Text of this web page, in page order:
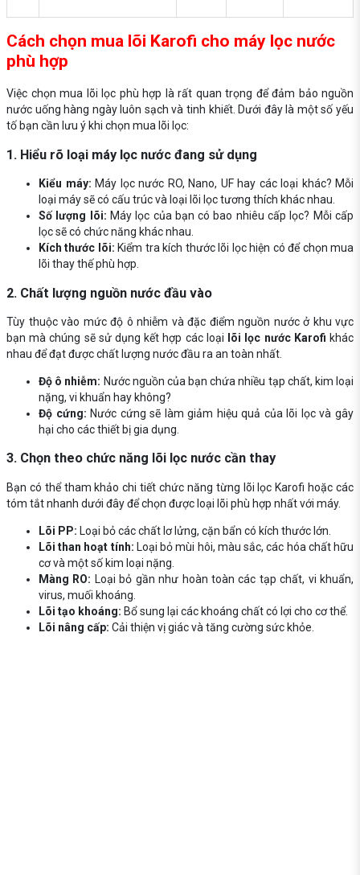
Cách chọn mua lõi Karofi cho máy lọc nước
phù hợp
Việc chọn mua lõi lọc phù hợp là rất quan trọng để đảm bảo nguồn
nước uống hàng ngày luôn sạch và tinh khiết. Dưới đây là một số yếu
tố bạn cần lưu ý khi chọn mua lõi lọc:
1. Hiểu rõ loại máy lọc nước đang sử dụng
Kiểu máy: Máy lọc nước RO, Nano, UF hay các loại khác? Mỗi
loại máy sẽ có cấu trúc và loại lõi lọc tương thích khác nhau.
Số lượng lõi: Máy lọc của bạn có bao nhiêu cấp lọc? Mỗi cấp
lọc sẽ có chức năng khác nhau.
Kích thước lõi: Kiểm tra kích thước lõi lọc hiện có để chọn mua
lõi thay thế phù hợp.
2. Chất lượng nguồn nước đầu vào
Tùy thuộc vào mức độ ô nhiễm và đặc điểm nguồn nước ở khu vực
bạn mà chúng sẽ sử dụng kết hợp các loại
lõi lọc nước Karofi khác
nhau để đạt được chất lượng nước đầu ra an toàn nhất.
Độ ô nhiễm: Nước nguồn của bạn chứa nhiều tạp chất, kim loại
nặng, vi khuẩn hay không?
Độ cứng: Nước cứng sẽ làm giảm hiệu quả của lõi lọc và gây
hại cho các thiết bị gia dụng.
3. Chọn theo chức năng lõi lọc nước cần thay
Bạn có thể tham khảo chi tiết chức năng từng lõi lọc Karofi hoặc các
tóm tắt nhanh dưới đây để chọn được loại lõi phù hợp nhất với máy.
Lõi PP: Loại bỏ các chất lơ lửng, cặn bẩn có kích thước lớn.
Lõi than hoạt tính: Loại bỏ mùi hôi, màu sắc, các hóa chất hữu
cơ và một số kim loại nặng.
Màng RO: Loại bỏ gần như hoàn toàn các tạp chất, vi khuẩn,
virus, muối khoáng.
Lõi tạo khoáng: Bổ sung lại các khoáng chất có lợi cho cơ thể.
Lõi nâng cấp: Cải thiện vị giác và tăng cường sức khỏe.